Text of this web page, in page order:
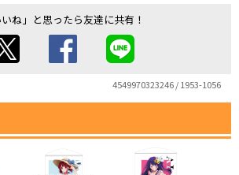
いね」と思ったら友達に共有！
4549970323246 / 1953-1056